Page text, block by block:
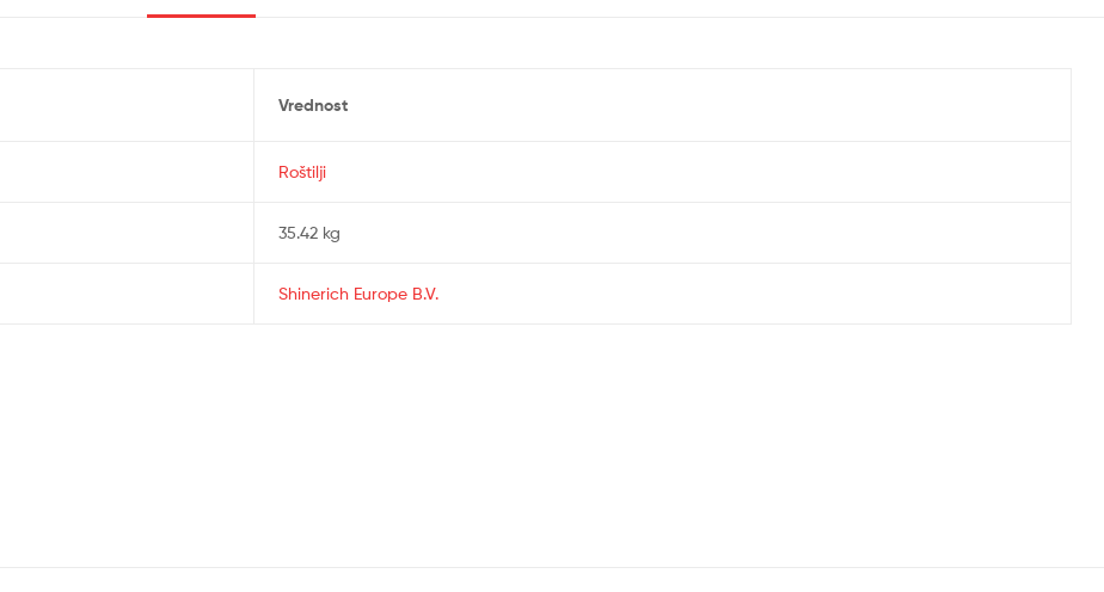
Vrednost
Roštilji
35.42 kg
Shinerich Europe B.V.